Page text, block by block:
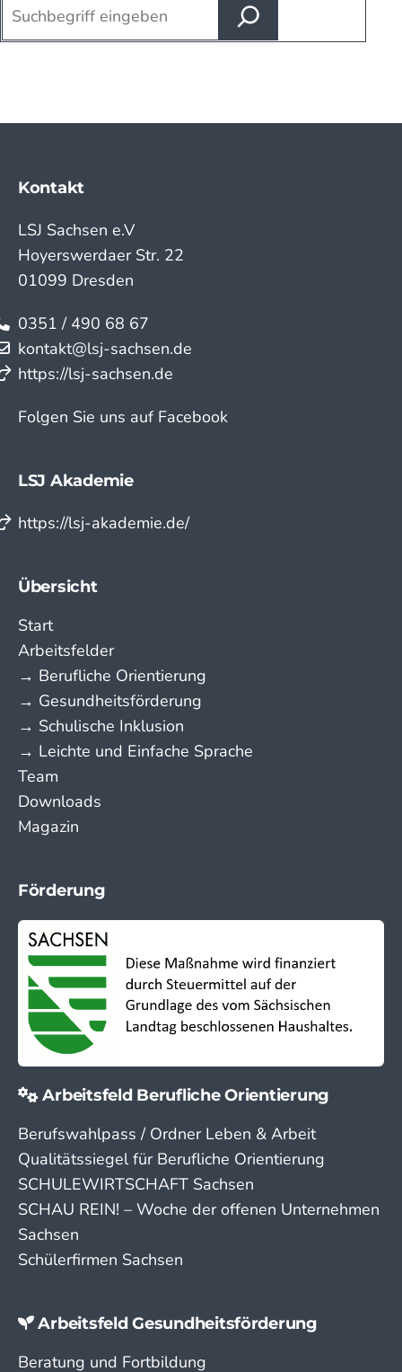
Kontakt
LSJ Sachsen e.V
Hoyerswerdaer Str. 22
01099 Dresden
0351 / 490 68 67
kontakt@lsj-sachsen.de
https://lsj-sachsen.de
Folgen Sie uns auf Facebook
LSJ Akademie
https://lsj-akademie.de/
Übersicht
Start
Arbeitsfelder
→ Berufliche Orientierung
→ Gesundheitsförderung
→ Schulische Inklusion
→ Leichte und Einfache Sprache
Team
Downloads
Magazin
Förderung
Arbeitsfeld Berufliche Orientierung
Berufswahlpass / Ordner Leben & Arbeit
Qualitätssiegel für Berufliche Orientierung
SCHULEWIRTSCHAFT Sachsen
SCHAU REIN! – Woche der offenen Unternehmen
Sachsen
Schülerfirmen Sachsen
Arbeitsfeld Gesundheitsförderung
Beratung und Fortbildung